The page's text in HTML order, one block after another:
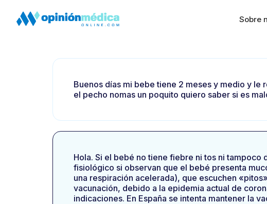
Sobre
Buenos días mi bebe tiene 2 meses y medio y le
el pecho nomas un poquito quiero saber si es
Hola. Si el bebé no tiene fiebre ni tos ni
fisiológico si observan que el bebé presenta
una respiración acelerada), que escuchen
vacunación, debido a la epidemia actual de
indicaciones. En España se intenta mantener la